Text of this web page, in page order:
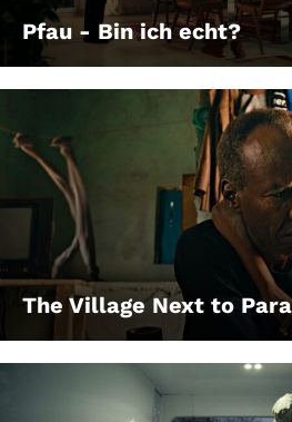
Pfau - Bin ich echt?
The Village Next to